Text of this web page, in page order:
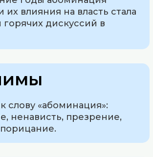
их влияния на власть стала
дискуссий в
слову «абоминация»:
ненависть, презрение,